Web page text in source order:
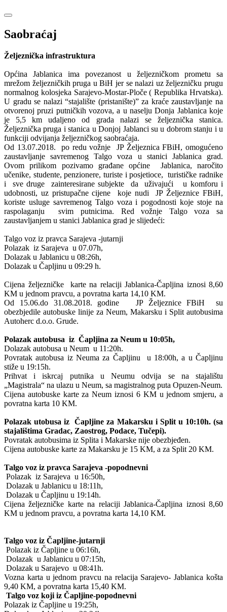
Saobraćaj
Željeznička infrastruktura
Općina Jablanica ima povezanost u željezničkom prometu sa
mrežom željezničkih pruga u BiH jer se nalazi uz željezničku prugu
normalnog kolosjeka Sarajevo-Mostar-Ploče ( Republika Hrvatska).
U gradu se nalazi “stajalište (pristanište)” za kraće zaustavljanje na
otvorenoj pruzi putničkih vozova, a u naselju Donja Jablanica koje
je 5,5 km udaljeno od grada nalazi se željeznička stanica.
Željeznička pruga i stanica u Donjoj Jablanci su u dobrom stanju i u
funkciji odvijanja željezničkog saobraćaja.
Od 13.07.2018. po redu vožnje JP Željeznica FBiH, omogućeno
zaustavljanje savremenog Talgo voza u stanici Jablanica grad.
Ovom prilikom pozivamo građane općine Jablanica, naročito
učenike, studente, penzionere, turiste i posjetioce, turističke radnike
i sve druge zainteresirane subjekte da uživajući u komforu i
udobnosti, uz pristupačne cijene koje nudi JP Željeznice FBiH,
koriste usluge savremenog Talgo voza i pogodnosti koje stoje na
raspolaganju svim putnicima. Red vožnje Talgo voza sa
zaustavljanjem u stanici Jablanica grad je slijedeći:
Talgo voz iz pravca Sarajeva -jutarnji
Polazak iz Sarajeva u 07.07h,
Dolazak u Jablanicu u 08:26h,
Dolazak u Čapljinu u 09:29 h.
Cijena željezničke karte na relaciji Jablanica-Čapljina iznosi 8,60
KM u jednom pravcu, a povratna karta 14,10 KM.
Od 15.06.do 31.08.2018. godine JP Željeznice FBiH su
obezbjedile autobuske linije za Neum, Makarsku i Split autobusima
Autoherc d.o.o. Grude.
Polazak autobusa iz Čapljina za Neum u 10:05h,
Dolazak autobusa u Neum u 11:20h.
Povratak autobusa iz Neuma za Čapljinu u 18:00h, a u Čapljinu
stiže u 19:15h.
Prihvat i iskrcaj putnika u Neumu odvija se na stajalištu
„Magistrala“ na ulazu u Neum, sa magistralnog puta Opuzen-Neum.
Cijena autobuske karte za Neum iznosi 6 KM u jednom smjeru, a
povratna karta 10 KM.
Polazak utobusa iz Čapljine za Makarsku i Split u 10:10h. (sa
stajalištima Gradac, Zaostrog, Podace, Tučepi).
Povratak autobusima iz Splita i Makarske nije obezbjeđen.
Cijena autobuske karte za Makarsku je 15 KM, a za Split 20 KM.
Talgo voz iz pravca Sarajeva -popodnevni
Polazak iz Sarajeva u 16:50h,
Dolazak u Jablanicu u 18:11h,
Dolazak u Čapljinu u 19:14h.
Cijena željezničke karte na relaciji Jablanica-Čapljina iznosi 8,60
KM u jednom pravcu, a povratna karta 14,10 KM.
Talgo voz iz Čapljine-jutarnji
Polazak iz Čapljine u 06:16h,
Dolazak u Jablanicu u 07:15h,
Dolazak u Sarajevo u 08:41h.
Vozna karta u jednom pravcu na relacija Sarajevo- Jablanica košta
9,40 KM, a povratna karta 15,40 KM.
Talgo voz koji iz Čapljine-popodnevni
Polazak iz Čapljine u 19:25h,